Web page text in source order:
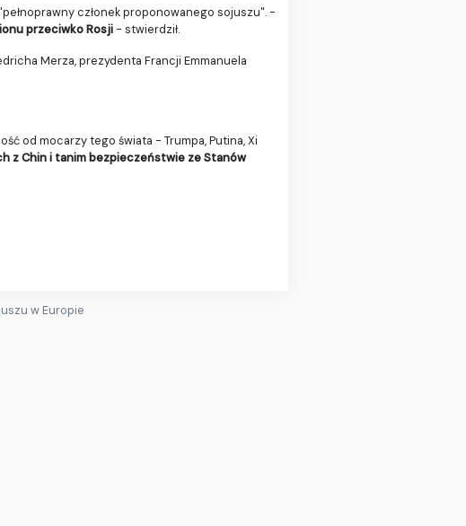
członek proponowanego sojuszu". -
przeciwko Rosji - stwierdził.
Merza, prezydenta Francji Emmanuela
od mocarzy tego świata - Trumpa, Putina, Xi
z Chin i tanim bezpieczeństwie ze Stanów
w Europie